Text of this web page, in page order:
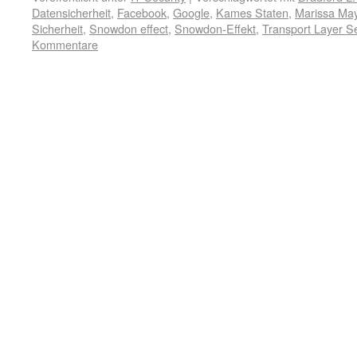
Datensicherheit, Facebook, Google, Kames Staten, Marissa
Sicherheit, Snowdon effect, Snowdon-Effekt, Transport Layer
Kommentare